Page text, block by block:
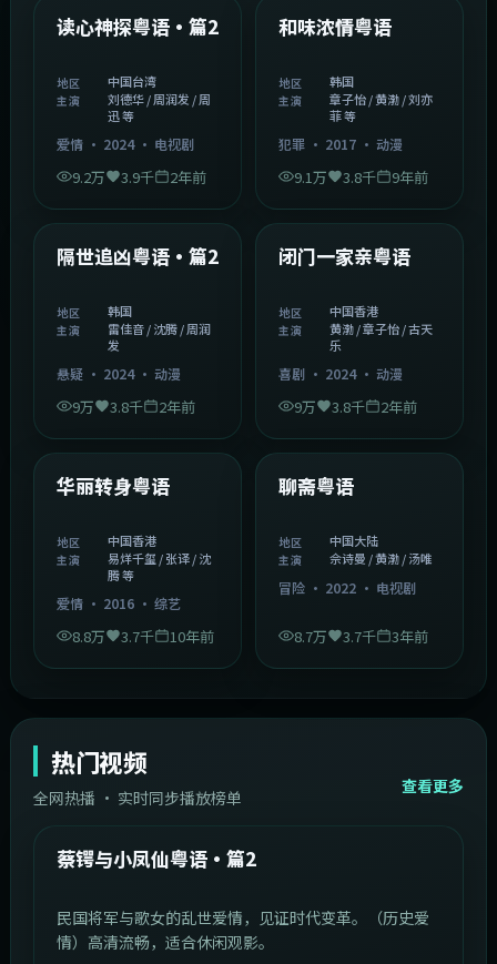
精选
读心神探粤语·篇2
地区 中国台湾
主演
刘德华 / 周润发 / 周
迅 等
爱情· 2024· 电视剧
9.2万 3.9千 2年前
精选
和味浓情粤语
地区 韩国
主演
章子怡 / 黄渤 / 刘亦
菲 等
犯罪· 2017· 动漫
9.1万 3.8千 9年前
精选
隔世追凶粤语·篇2
地区 韩国
主演
雷佳音 / 沈腾 / 周润
发
悬疑· 2024· 动漫
9万 3.8千 2年前
精选
闭门一家亲粤语
地区 中国香港
主演
黄渤 / 章子怡 / 古天
乐
喜剧· 2024· 动漫
9万 3.8千 2年前
精选
华丽转身粤语
地区 中国香港
主演
易烊千玺 / 张译 / 沈
腾 等
爱情· 2016· 综艺
8.8万 3.7千 10年前
精选
聊斋粤语
地区 中国大陆
主演 佘诗曼 / 黄渤 / 汤唯
冒险· 2022· 电视剧
8.7万 3.7千 3年前
热门视频
全网热播 · 实时同步播放榜单
查看更多
热门
韩国 44:14
蔡锷与小凤仙粤语·篇2
民国将军与歌女的乱世爱情，见证时代变革。（历史爱
情）高清流畅，适合休闲观影。